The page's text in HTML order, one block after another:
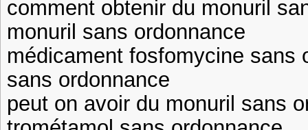
comment obtenir du monuril
monuril sans ordonnance
médicament fosfomycine sans
sans ordonnance
peut on avoir du monuril sans